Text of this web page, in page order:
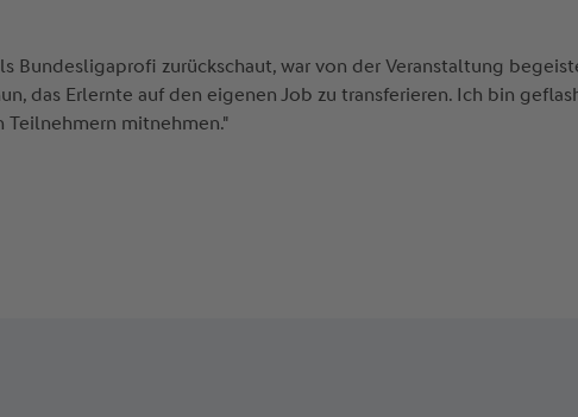
Bundesligaprofi zurückschaut, war von der Veranstaltung
das Erlernte auf den eigenen Job zu transferieren. Ich bin
mitnehmen."